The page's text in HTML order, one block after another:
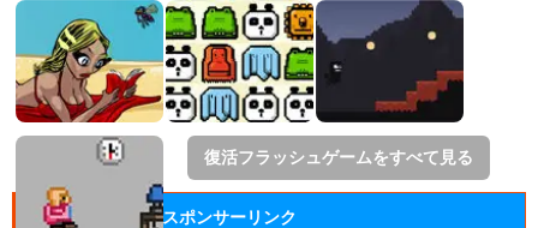
復活フラッシュゲームをすべて見る
スポンサーリンク